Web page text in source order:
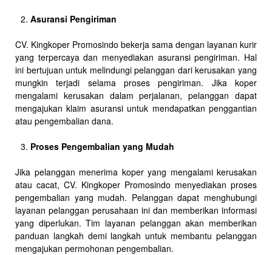
Asuransi Pengiriman
CV. Kingkoper Promosindo bekerja sama dengan layanan kurir
yang terpercaya dan menyediakan asuransi pengiriman. Hal
ini bertujuan untuk melindungi pelanggan dari kerusakan yang
mungkin terjadi selama proses pengiriman. Jika koper
mengalami kerusakan dalam perjalanan, pelanggan dapat
mengajukan klaim asuransi untuk mendapatkan penggantian
atau pengembalian dana.
Proses Pengembalian yang Mudah
Jika pelanggan menerima koper yang mengalami kerusakan
atau cacat, CV. Kingkoper Promosindo menyediakan proses
pengembalian yang mudah. Pelanggan dapat menghubungi
layanan pelanggan perusahaan ini dan memberikan informasi
yang diperlukan. Tim layanan pelanggan akan memberikan
panduan langkah demi langkah untuk membantu pelanggan
mengajukan permohonan pengembalian.